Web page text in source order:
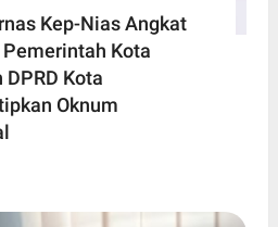
Kep-Nias Angkat
Kota
Kota
Oknum